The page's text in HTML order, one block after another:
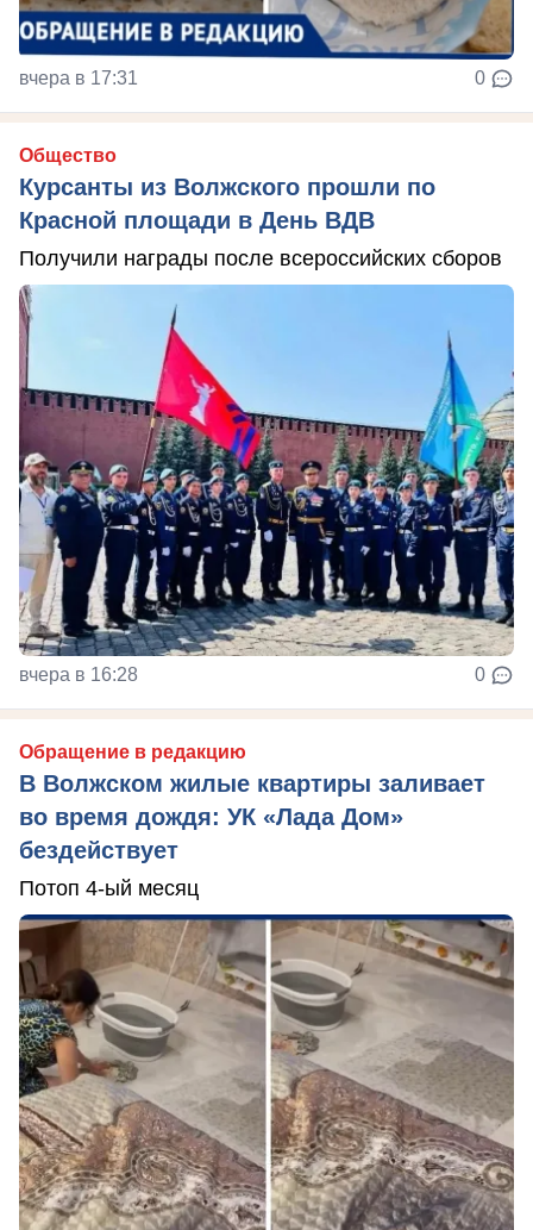
вчера в 17:31 0
Общество
Курсанты из Волжского прошли по
Красной площади в День ВДВ
Получили награды после всероссийских сборов
вчера в 16:28 0
Обращение в редакцию
В Волжском жилые квартиры заливает
во время дождя: УК «Лада Дом»
бездействует
Потоп 4-ый месяц